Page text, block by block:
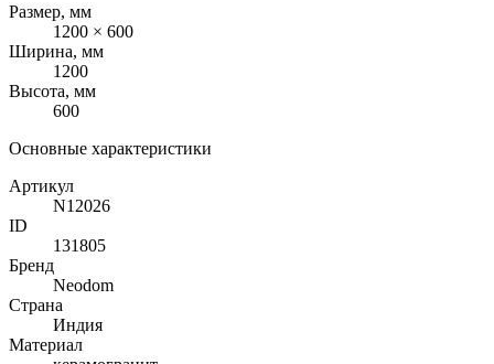
Размер, мм
1200 × 600
Ширина, мм
1200
Высота, мм
600
Основные характеристики
Артикул
N12026
ID
131805
Бренд
Neodom
Страна
Индия
Материал